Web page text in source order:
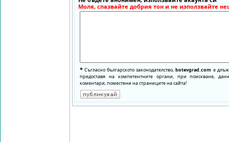
Моля, спазвайте добрия тон и не използвайте
* Съгласно българското законодателство,botevgrad.com е
предоставя на компетентните органи, при поискване,
коментари, поместени на страниците на сайта!